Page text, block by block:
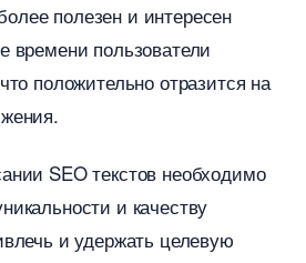
полезен и интересен
времени пользователи
положительно отразится на
SEO текстов необходимо
и качеству
и удержать целевую